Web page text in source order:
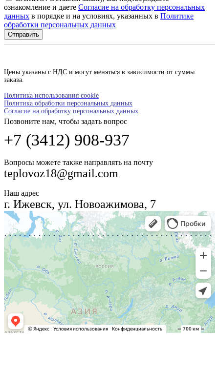
ознакомление и даете Согласие на обработку персональных
данных в порядке и на условиях, указанных в Политике
обработки персональных данных
Отправить
Цены указаны с НДС и могут меняться в зависимости от суммы
заказа.
Политика использования cookie
Политика обработки персональных данных
Согласие на обработку персональных данных
Позвоните нам, чтобы задать вопрос
+7 (3412) 908-937
Вопросы можете также направлять на почту
teplovoz18@gmail.com
Наш адрес
г. Ижевск, ул. Новоажимова, 7